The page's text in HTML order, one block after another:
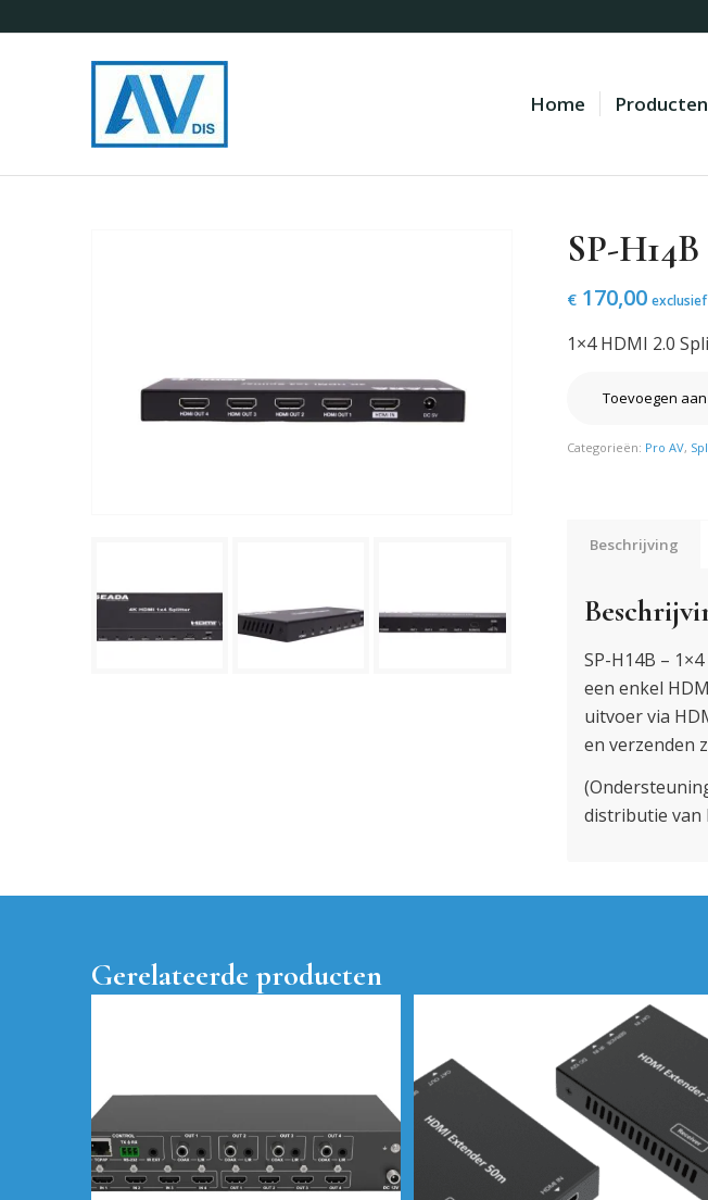
Home Producten
SP-H14B
€170,00 exclusief
1×4 HDMI 2.0
Toevoegen
Categorieën: Pro AV,
Beschrijving
SP-H14B –
een enkel
uitvoer via
en verzenden
distributie van
Gerelateerde producten